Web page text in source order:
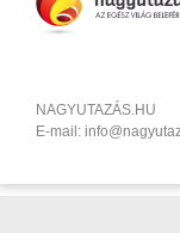
NAGYUTAZÁS.HU
E-mail: